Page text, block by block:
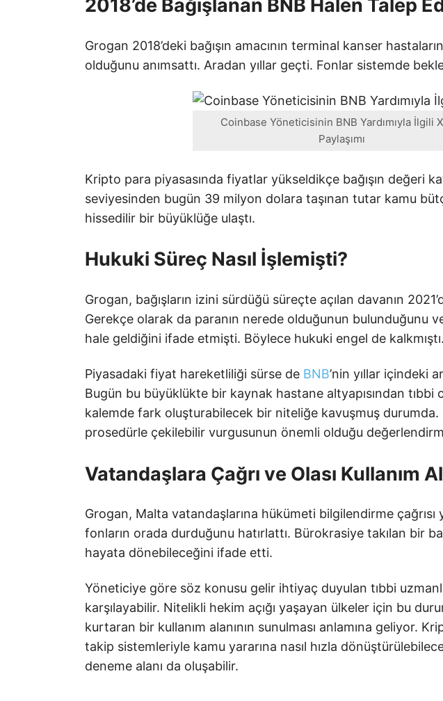
2018’de Bağışlanan BNB Halen Talep
Grogan 2018’deki bağışın amacının terminal kanser
olduğunu anımsattı. Aradan yıllar geçti. Fonlar sistemde
Coinbase Yöneticisinin BNB Yardımıyla İlgili
Paylaşımı
Kripto para piyasasında fiyatlar yükseldikçe bağışın değeri
seviyesinden bugün 39 milyon dolara taşınan tutar kamu
hissedilir bir büyüklüğe ulaştı.
Hukuki Süreç Nasıl İşlemişti?
Grogan, bağışların izini sürdüğü süreçte açılan davanın
Gerekçe olarak da paranın nerede olduğunun bulunduğunu
hale geldiğini ifade etmişti. Böylece hukuki engel de kalkmıştı.
Piyasadaki fiyat hareketliliği sürse de BNB’nin yıllar içindeki
Bugün bu büyüklükte bir kaynak hastane altyapısından tıbbi
kalemde fark oluşturabilecek bir niteliğe kavuşmuş durumda.
prosedürle çekilebilir vurgusunun önemli olduğu
Vatandaşlara Çağrı ve Olası Kullanım
Grogan, Malta vatandaşlarına hükümeti bilgilendirme çağrısı
fonların orada durduğunu hatırlattı. Bürokrasiye takılan bir
hayata dönebileceğini ifade etti.
Yöneticiye göre söz konusu gelir ihtiyaç duyulan tıbbi
karşılayabilir. Nitelikli hekim açığı yaşayan ülkeler için bu
kurtaran bir kullanım alanının sunulması anlamına geliyor.
takip sistemleriyle kamu yararına nasıl hızla
deneme alanı da oluşabilir.